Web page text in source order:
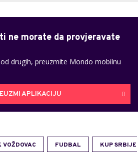
ne morate da provjeravate
drugih, preuzmite Mondo mobilnu
APLIKACIJU
VOŽDOVAC FUDBAL KUP SRBIJE